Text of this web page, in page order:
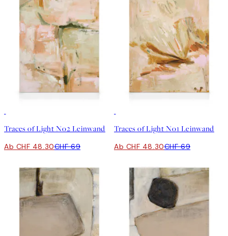
Traces of Light No2 Leinwand
Ab CHF 48.30CHF 69
Traces of Light No1 Leinwand
Ab CHF 48.30CHF 69